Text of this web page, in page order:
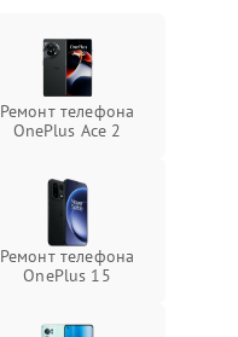
Ремонт телефона
OnePlus Ace 2
Ремонт телефона
OnePlus 15